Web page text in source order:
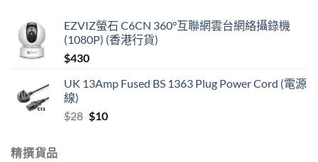
EZVIZ螢石 C6CN 360°互聯網雲台網絡攝錄機
(1080P) (香港行貨)
$430
UK 13Amp Fused BS 1363 Plug Power Cord (電源
線)
$28 Original
$10Current
精撰貨品